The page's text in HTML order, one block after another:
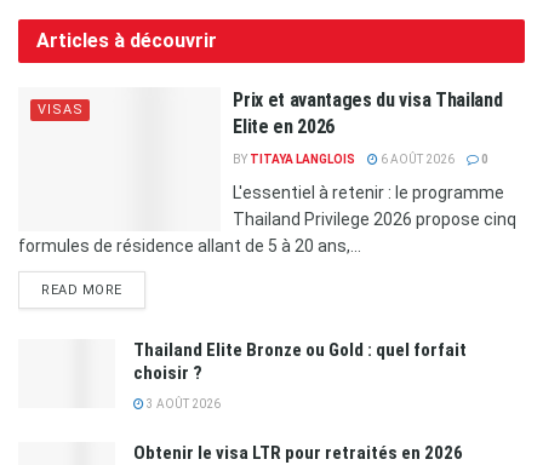
Articles à découvrir
VISAS
Prix et avantages du visa Thailand
Elite en 2026
BY TITAYA LANGLOIS 6 AOÛT 2026 0
L'essentiel à retenir : le programme
Thailand Privilege 2026 propose cinq
formules de résidence allant de 5 à 20 ans,...
READ MORE
Thailand Elite Bronze ou Gold : quel forfait
choisir ?
3 AOÛT 2026
Obtenir le visa LTR pour retraités en 2026